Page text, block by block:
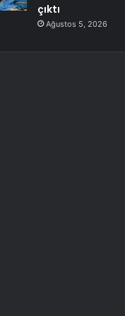
çıktı
Ağustos 5, 2026